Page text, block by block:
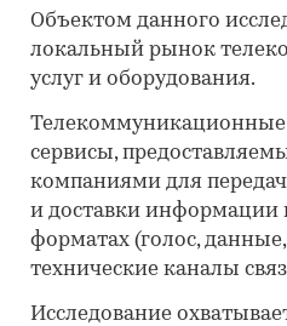
Объектом данного
локальный рынок
услуг и оборудования.
Телекоммуникационные
сервисы,
компаниями для
и доставки информации
форматах (голос, данные,
технические каналы
Исследование